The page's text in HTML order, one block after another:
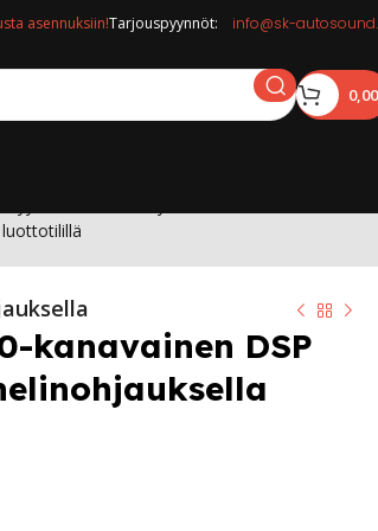
asennuksiin!Tarjouspyynnöt: info@sk-
luottotilillä
kanavainen DSP